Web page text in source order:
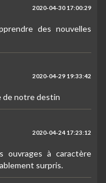
2020-04-30 17:00:29
des nouvelles
2020-04-29 19:33:42
de notre destin
2020-04-24 17:23:12
ouvrages à caractère
surpris.